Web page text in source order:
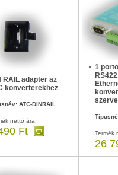
RAIL adapter az
konverterekhez
ATC-DINRAIL
nettó ára:
Ft
1
Termék
26